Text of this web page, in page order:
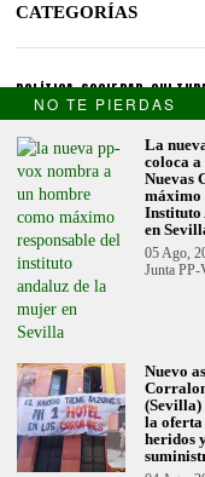
CATEGORÍAS
POLÍTICA SOCIEDAD
SECCIONES
CONDICIONES
Aviso legal
Politica de privacidad
Politica de condiciones
© 2023 - ESPACIO
PEAK
NO TE PIERDAS
La
coloca a
Nuevas
máximo
Instituto
en
05 Ago,
Junta PP-
Nuevo
(Sevilla)
la
heridos